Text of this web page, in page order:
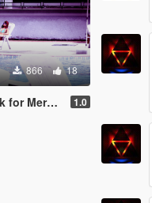
866 18
600 SEL 1.0